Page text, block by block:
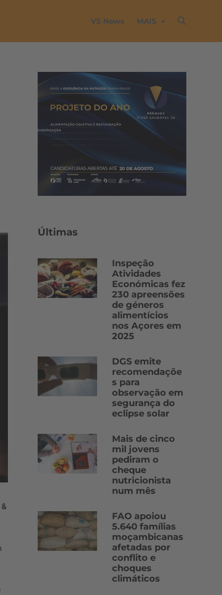
VS News MAIS
Últimas
Inspeção
Atividades
Económicas fez
230 apreensões
de géneros
alimentícios
nos Açores em
2025
DGS emite
recomendaçõe
s para
observação em
segurança do
eclipse solar
Mais de cinco
mil jovens
pediram o
cheque
nutricionista
num mês
FAO apoiou
5.640 famílias
moçambicanas
afetadas por
conflito e
choques
climáticos